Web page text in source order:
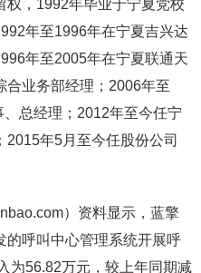
权，1992年毕业于宁夏党校
年至1996年在宁夏吉兴达
年至2005年在宁夏联通天
合业务部经理；2006年至
总经理；2012年至今任宁
年5月至今任股份公司
）资料显示，蓝擎
的呼叫中心管理系统开展呼
为56.82万元，较上年同期减